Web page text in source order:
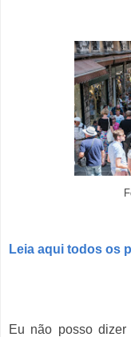
Leia aqui todos os
Eu não posso